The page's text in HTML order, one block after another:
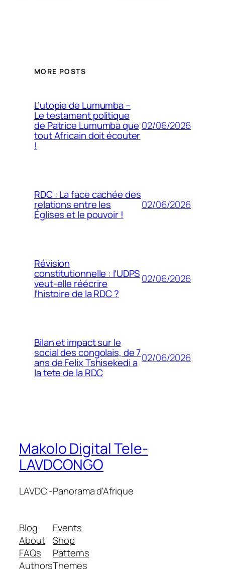
MORE POSTS
L’utopie de Lumumba –
Le testament politique
de Patrice Lumumba que
tout Africain doit écouter
!
02/06/2026
RDC : La face cachée des
relations entre les
Églises et le pouvoir !
02/06/2026
Révision
constitutionnelle : l’UDPS
veut-elle réécrire
l’histoire de la RDC ?
02/06/2026
Bilan et impact sur le
social des congolais, de 7
ans de Felix Tshisekedi a
la tete de la RDC
02/06/2026
Makolo Digital Tele-
LAVDCONGO
LAVDC -Panorama d'Afrique
Blog
About
FAQs
Authors
Events
Shop
Patterns
Themes